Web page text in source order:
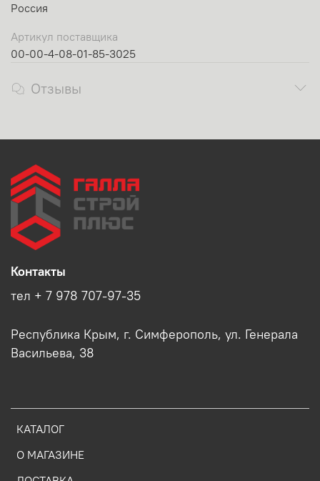
Россия
Артикул поставщика
00-00-4-08-01-85-3025
Отзывы
КАТАЛОГ
О МАГАЗИНЕ
Контакты
тел + 7 978 707-97-35
Республика Крым, г. Симферополь, ул. Генерала
Васильева, 38